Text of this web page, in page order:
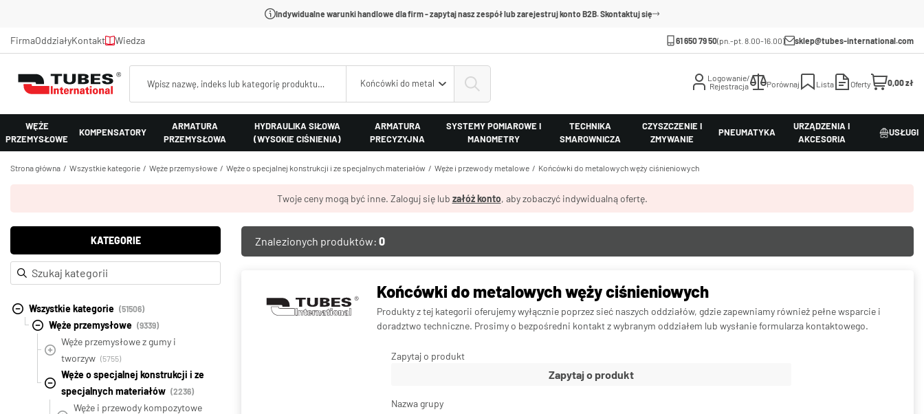
Indywidualne warunki handlowe dla firm - zapytaj nasz zespół lub zarejestruj konto B2B. Skontaktuj się
FirmaOddziałyKontakt Wiedza 61 650 79 50(pn.-pt. 8.00-16.00) sklep@tubes-international.com
Końcówki do metalowych węży ciśnieniowych
Logowanie/
Rejestracja
Porównaj Lista Oferty 0,00 zł
WĘŻE
PRZEMYSŁOWE
KOMPENSATORY
ARMATURA
PRZEMYSŁOWA
HYDRAULIKA SIŁOWA
(WYSOKIE CIŚNIENIA)
ARMATURA
PRECYZYJNA
SYSTEMY POMIAROWE I
MANOMETRY
TECHNIKA
SMAROWNICZA
CZYSZCZENIE I
ZMYWANIE
PNEUMATYKA
URZĄDZENIA I
AKCESORIA
USŁUGI
Strona główna Wszystkie kategorie Węże przemysłowe Węże o specjalnej konstrukcji i ze specjalnych materiałów Węże i przewody metalowe Końcówki do metalowych węży ciśnieniowych
Twoje ceny mogą być inne. Zaloguj się lub załóż konto, aby zobaczyć indywidualną ofertę.
KATEGORIE
Wszystkie kategorie (51506)
Węże przemysłowe (9339)
Węże przemysłowe z gumy i
tworzyw (5755)
Węże o specjalnej konstrukcji i ze
specjalnych materiałów (2236)
Węże i przewody kompozytowe
Znalezionych produktów: 0
Końcówki do metalowych węży ciśnieniowych
Produkty z tej kategorii oferujemy wyłącznie poprzez sieć naszych oddziałów, gdzie zapewniamy również pełne wsparcie i
doradztwo techniczne. Prosimy o bezpośredni kontakt z wybranym oddziałem lub wysłanie formularza kontaktowego.
Zapytaj o produkt
Nazwa grupy